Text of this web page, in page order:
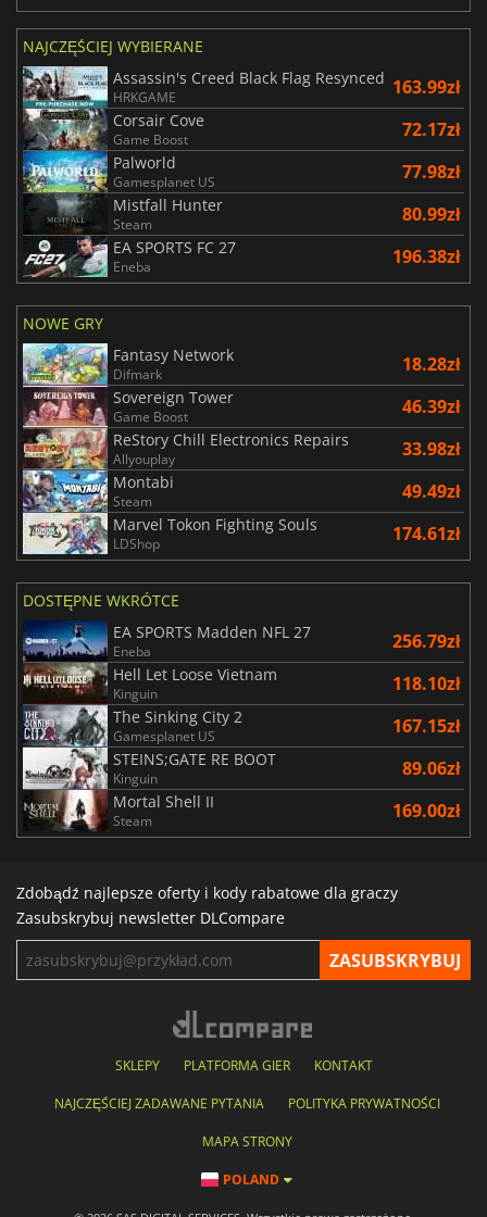
NAJCZĘŚCIEJ WYBIERANE
Assassin's Creed Black Flag Resynced
HRKGAME 163.99zł
Corsair Cove
Game Boost 72.17zł
Palworld
Gamesplanet US 77.98zł
Mistfall Hunter
Steam 80.99zł
EA SPORTS FC 27
Eneba 196.38zł
NOWE GRY
Fantasy Network
Difmark 18.28zł
Sovereign Tower
Game Boost 46.39zł
ReStory Chill Electronics Repairs
Allyouplay 33.98zł
Montabi
Steam 49.49zł
Marvel Tokon Fighting Souls
LDShop 174.61zł
DOSTĘPNE WKRÓTCE
EA SPORTS Madden NFL 27
Eneba 256.79zł
Hell Let Loose Vietnam
Kinguin 118.10zł
The Sinking City 2
Gamesplanet US 167.15zł
STEINS;GATE RE BOOT
Kinguin 89.06zł
Mortal Shell II
Steam 169.00zł
Zdobądź najlepsze oferty i kody rabatowe dla graczy
Zasubskrybuj newsletter DLCompare
SKLEPY PLATFORMA GIER KONTAKT
NAJCZĘŚCIEJ ZADAWANE PYTANIA POLITYKA PRYWATNOŚCI
MAPA STRONY
POLAND